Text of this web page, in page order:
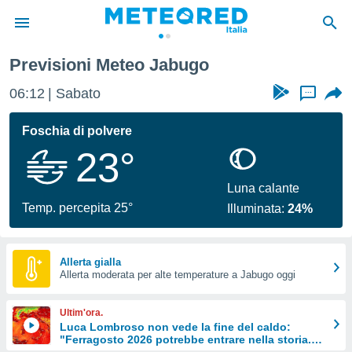
di
per
le
di
Web
le
Previsioni Meteo Jabugo
06:12 Sabato ...
Foschia di polvere
23°
Temp. percepita 25°
Luna calante
Illuminata:24%
Allerta gialla
Allerta moderata per alte temperature a Jabugo oggi
Ultim'ora.
Luca Lombroso non vede la fine del caldo:
"Ferragosto 2026 potrebbe entrare nella storia.